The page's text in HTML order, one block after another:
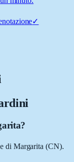
✓
di Margarita (CN).